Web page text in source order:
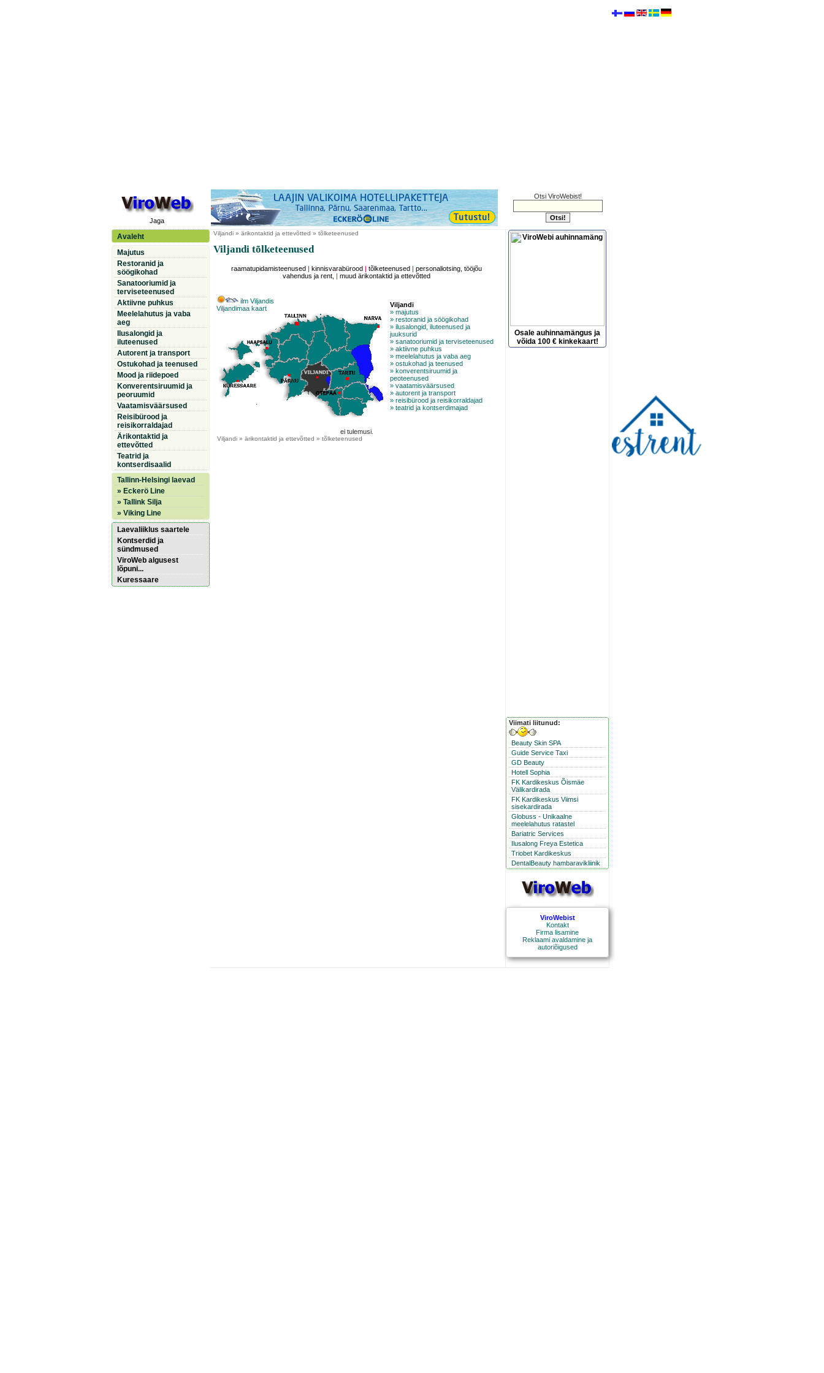
Jaga
Otsi ViroWebist!
Avaleht
Majutus
Restoranid ja
söögikohad
Sanatooriumid ja
terviseteenused
Aktiivne puhkus
Meelelahutus ja vaba
aeg
Ilusalongid ja
iluteenused
Autorent ja transport
Ostukohad ja teenused
Mood ja riidepoed
Konverentsiruumid ja
peoruumid
Vaatamisväärsused
Reisibürood ja
reisikorraldajad
Ärikontaktid ja
ettevõtted
Teatrid ja
kontserdisaalid
Tallinn-Helsingi laevad
» Eckerö Line
» Tallink Silja
» Viking Line
Laevaliiklus saartele
Kontserdid ja
sündmused
ViroWeb algusest
lõpuni...
Kuressaare
Viljandi » ärikontaktid ja ettevõtted » tõlketeenused
Viljandi tõlketeenused
raamatupidamisteenused kinnisvarabürood |tõlketeenused |personaliotsing, tööjõu
vahendus ja rent,
|muud ärikontaktid ja ettevõtted
ilm Viljandis
Viljandimaa kaart
Viljandi
» majutus
» restoranid ja söögikohad
» ilusalongid, iluteenused ja
juuksurid
» sanatooriumid ja terviseteenused
» aktiivne puhkus
» meelelahutus ja vaba aeg
» ostukohad ja teenused
» konverentsiruumid ja
peoteenused
» vaatamisväärsused
» autorent ja transport
» reisibürood ja reisikorraldajad
» teatrid ja kontserdimajad
ei tulemusi.
Viljandi » ärikontaktid ja ettevõtted » tõlketeenused
Osale auhinnamängus ja
võida 100 € kinkekaart!
Viimati liitunud:
Beauty Skin SPA
Guide Service Taxi
GD Beauty
Hotell Sophia
FK Kardikeskus Õismäe
Välikardirada
FK Kardikeskus Viimsi
sisekardirada
Globuss - Unikaalne
meelelahutus ratastel
Bariatric Services
Ilusalong Freya Estetica
Triobet Kardikeskus
DentalBeauty hambaravikliinik
ViroWebist
Kontakt
Firma lisamine
Reklaami avaldamine ja
autoriõigused